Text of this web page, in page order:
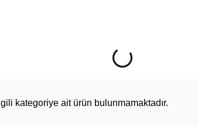
İlgili kategoriye ait ürün bulunmamaktadır.